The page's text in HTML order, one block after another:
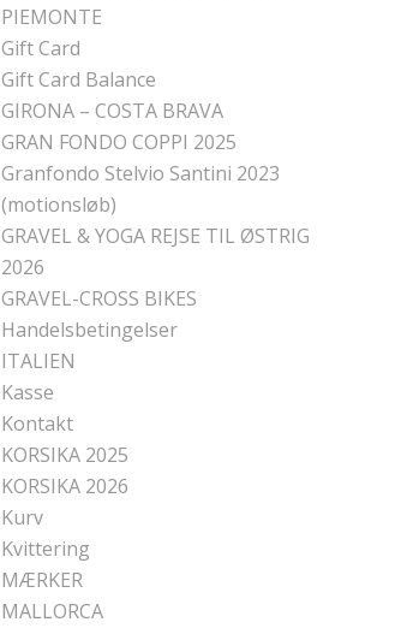
PIEMONTE
Gift Card
Gift Card Balance
GIRONA – COSTA BRAVA
GRAN FONDO COPPI 2025
Granfondo Stelvio Santini 2023
(motionsløb)
GRAVEL & YOGA REJSE TIL ØSTRIG
2026
GRAVEL-CROSS BIKES
Handelsbetingelser
ITALIEN
Kasse
Kontakt
KORSIKA 2025
KORSIKA 2026
Kurv
Kvittering
MÆRKER
MALLORCA